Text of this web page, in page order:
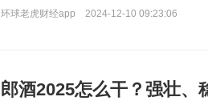
环球老虎财经app 2024-12-10 09:23:06
郎酒2025怎么干？强壮、